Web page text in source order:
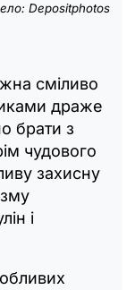
Depositphotos
сміливо
драже
брати з
чудового
захисну
і